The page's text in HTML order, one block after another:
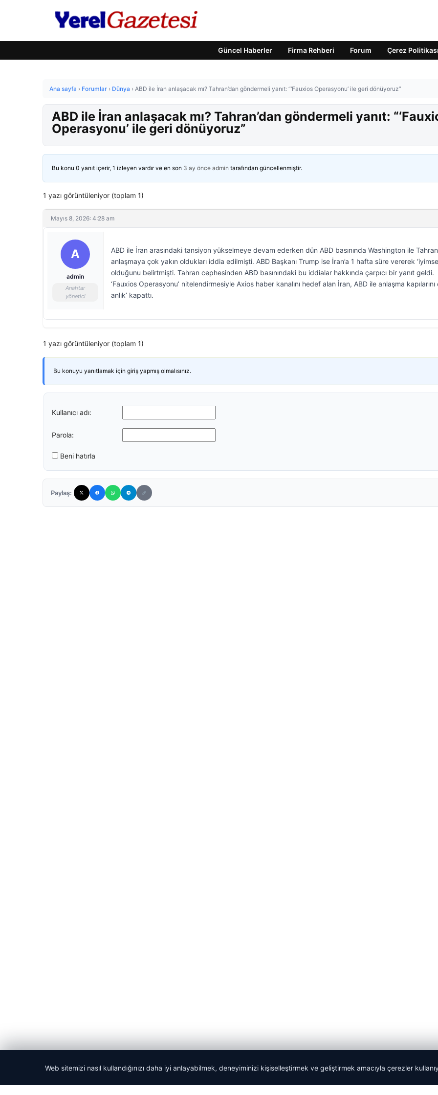
Güncel Haberler Firma Rehberi Forum Çerez Politikası
Ana sayfa › Forumlar › Dünya › ABD ile İran anlaşacak mı? Tahran’dan göndermeli yanıt: “‘Fauxios Operasyonu’ ile geri dönüyoruz”
ABD ile İran anlaşacak mı? Tahran’dan göndermeli yanıt:
Operasyonu’ ile geri dönüyoruz”
Bu konu 0 yanıt içerir, 1 izleyen vardır ve en son 3 ay önce admin tarafından güncellenmiştir.
1 yazı görüntüleniyor (toplam 1)
Mayıs 8, 2026: 4:28 am
A
admin
Anahtar
yönetici
ABD ile İran arasındaki tansiyon yükselmeye devam ederken dün ABD basınında Washington ile
anlaşmaya çok yakın oldukları iddia edilmişti. ABD Başkanı Trump ise İran’a 1 hafta süre vererek
olduğunu belirtmişti. Tahran cephesinden ABD basınındaki bu iddialar hakkında çarpıcı bir yanıt geldi.
‘Fauxios Operasyonu’ nitelendirmesiyle Axios haber kanalını hedef alan İran, ABD ile anlaşma kapılarını
anlık’ kapattı.
1 yazı görüntüleniyor (toplam 1)
Bu konuyu yanıtlamak için giriş yapmış olmalısınız.
Kullanıcı adı:
Parola:
Beni hatırla
Paylaş:
© 2026 Yerel Gazetesi
Web sitemizi nasıl kullandığınızı daha iyi anlayabilmek, deneyiminizi kişiselleştirmek ve geliştirmek amacıyla çerezler